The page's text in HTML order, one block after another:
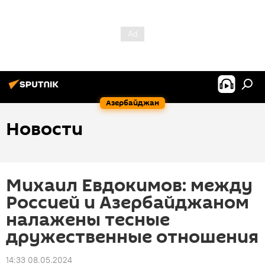
Азербайджан
Новости
Михаил Евдокимов: между
Россией и Азербайджаном
налажены тесные
дружественные отношения
14:33 08.05.2024